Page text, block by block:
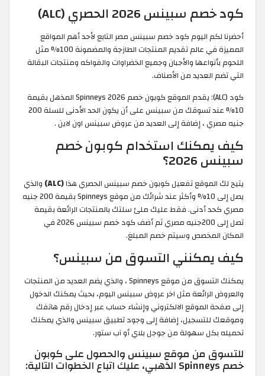
كود خصم سبينس 2026 الحصري (ALC)
أحضرنا لكم اليوم كود خصم سبينس مصر التابع لأحد أهم المواقع
المميزة في عالم تقديم المنتجات الطازجة والمضمونة 100% مثل
اللحوم بأنواعها والأجبان وجميع الخضراوات والفواكه ومنتجات البقالة
التي تضم العديد من الأصناف.
كود (ALC): يقدم الموقع كوبون خصم Spinneys 2026 المذهل بقيمة
10% عند تسوقك من سبينس على أن يكون الحد الأدنى للسلة 200
جنيه مصري ، إضافة إلى العديد من عروض سبينس اون لاين .
كيف يمكنك استخدام كوبون خصم
سبينس 2026؟
يتيح لك الموقع تفعيل كوبون خصم سبينس الحصري هذا(ALC)
والذي
يصل إلى 10% وأكثر عند شرائك من موقع Spinneys بقيمة 200 جنيه
مصري كحد أدنى. فقط عليك ملئ سلتك بالمنتجات الرائعة بقيمة
تصل إلى 200جنيه مصري ثم أضف كود خصم سبينس 2026 في
المكان المخصص وسيتم خصم المبلغ.
كيف يمكنني التسوق من سبينس؟
يمكنك التسوق من موقع Spinneys ، والذي يضم العديد من المنتجات
والعروض الرائعة مثل اخر عروض سبينس اليوم، بحيث يمكنك الدخول
إلى صفحة الموقع الالكتروني وإنشاء حساب عبر إدخال رقم هاتفك
وموقعك للتسجيل، إضافة إلى وجود تطبيق سبينس والذي يمكنك
تحميله بكل سهولة من جوجل بلاي أو آب ستور.
للتسوق من موقع سبينس والحصول على كوبون
خصم Spinneys الذهبي، عليك اتباع الخطوات التالية: